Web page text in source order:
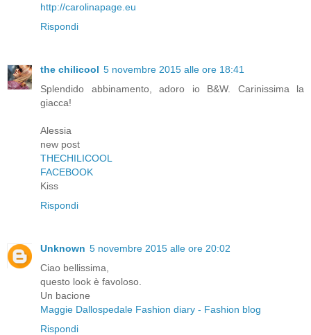
http://carolinapage.eu
Rispondi
the chilicool 5 novembre 2015 alle ore 18:41
Splendido abbinamento, adoro io B&W. Carinissima la
giacca!
Alessia
new post
THECHILICOOL
FACEBOOK
Kiss
Rispondi
Unknown 5 novembre 2015 alle ore 20:02
Ciao bellissima,
questo look è favoloso.
Un bacione
Maggie Dallospedale Fashion diary - Fashion blog
Rispondi